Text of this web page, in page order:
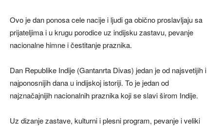
Ovo je dan ponosa cele nacije i ljudi ga obično proslavljaju sa
prijateljima i u krugu porodice uz indijsku zastavu, pevanje
nacionalne himne i čestitanje praznika.
Dan Republike Indije (Gantanrta Divas) jedan je od najsvetijih i
najponosnijih dana u indijskoj istoriji. To je jedan od
najznačajnijih nacionalnih praznika koji se slavi širom Indije.
Uz dizanje zastave, kulturni i plesni program, pevanje i veliki